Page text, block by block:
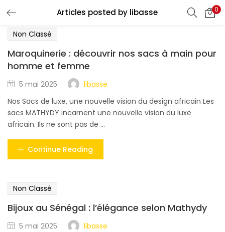
Articles posted by libasse 0
CONNEXION S'INSCRIRE
Entrez votre nom d'utilisateur et mot de passe pour vous
connecter.
Se souvenir de moi
Non Classé
Maroquinerie : découvrir nos sacs à main pour
homme et femme
5 mai 2025
libasse
Nos Sacs de luxe, une nouvelle vision du design africain Les
sacs MATHYDY incarnent une nouvelle vision du luxe
africain. Ils ne sont pas de ...
Continue Reading
Non Classé
Bijoux au Sénégal : l’élégance selon Mathydy
5 mai 2025
libasse